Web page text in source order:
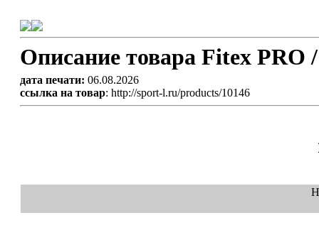
Описание товара Fitex PRO
дата печати: 06.08.2026
ссылка на товар: http://sport-l.ru/products/10146